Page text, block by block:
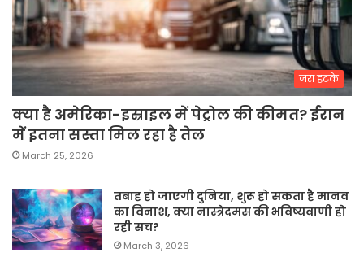
जरा हटके
क्या है अमेरिका-इस्राइल में पेट्रोल की कीमत? ईरान
में इतना सस्ता मिल रहा है तेल
March 25, 2026
तबाह हो जाएगी दुनिया, शुरू हो सकता है मानव
का विनाश, क्या नास्त्रेदमस की भविष्यवाणी हो
रही सच?
March 3, 2026